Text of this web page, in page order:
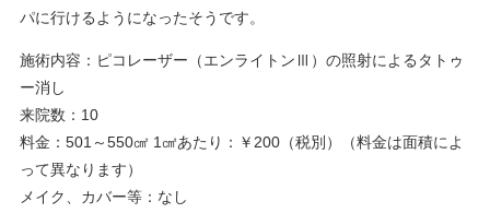
パに行けるようになったそうです。
施術内容：ピコレーザー（エンライトンⅢ）の照射によるタトゥ
ー消し
来院数：10
料金：501～550㎠ 1㎠あたり：￥200（税別）（料金は面積によ
って異なります）
メイク、カバー等：なし